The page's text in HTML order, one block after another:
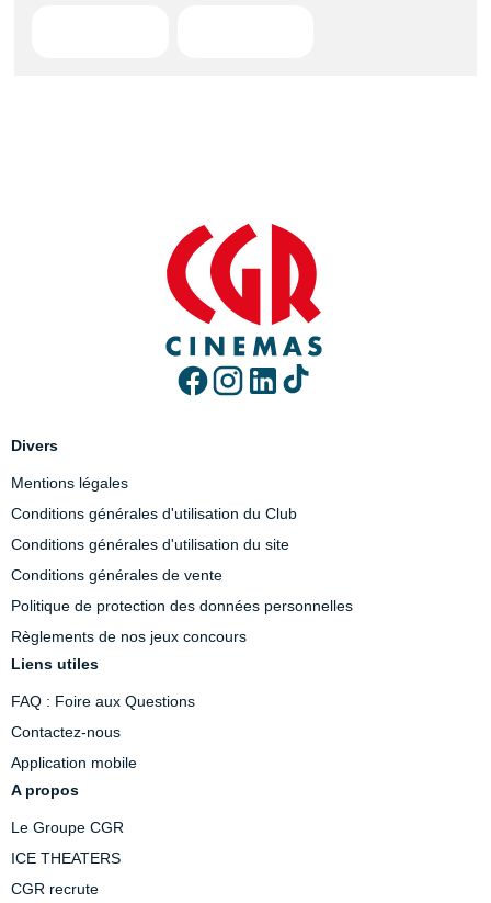
Divers
Mentions légales
Conditions générales d'utilisation du Club
Conditions générales d'utilisation du site
Conditions générales de vente
Politique de protection des données personnelles
Règlements de nos jeux concours
Liens utiles
FAQ : Foire aux Questions
Contactez-nous
Application mobile
A propos
Le Groupe CGR
ICE THEATERS
CGR recrute